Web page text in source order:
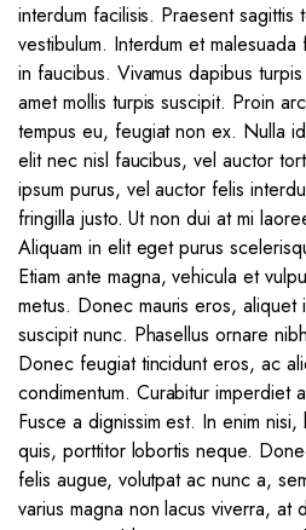
interdum facilisis. Praesent sagittis
vestibulum. Interdum et
in faucibus. Vivamus dapibus
amet mollis turpis suscipit. Proin
tempus eu, feugiat non ex. Nulla
elit nec nisl faucibus, vel auctor
ipsum purus, vel auctor felis
fringilla justo. Ut non dui at mi
Aliquam in elit eget purus
Etiam ante magna, vehicula et
metus. Donec mauris eros, aliquet
suscipit nunc. Phasellus ornare
Donec feugiat tincidunt eros, ac
condimentum. Curabitur imperdiet
Fusce a dignissim est. In enim
quis, porttitor lobortis neque.
felis augue, volutpat ac nunc a,
varius magna non lacus viverra, at